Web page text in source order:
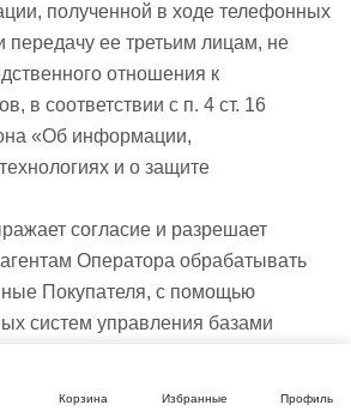
полученной в ходе телефонных
передачу ее третьим лицам, не
отношения к
в соответствии с п. 4 ст. 16
«Об информации,
и о защите
согласие и разрешает
Оператора обрабатывать
Покупателя, с помощью
систем управления базами
Корзина Избранные Профиль